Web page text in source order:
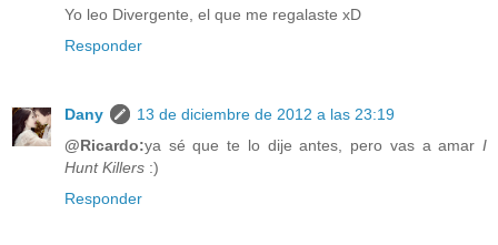
Yo leo Divergente, el que me regalaste xD
Responder
Dany
13 de diciembre de 2012 a las 23:19
@Ricardo:ya sé que te lo dije antes, pero vas a amar I
Hunt Killers :)
Responder